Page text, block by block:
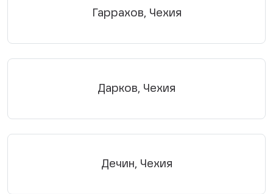
Гаррахов, Чехия
Дарков, Чехия
Дечин, Чехия